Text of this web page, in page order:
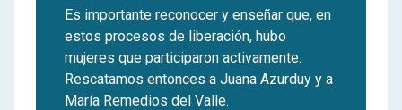
Es importante reconocer y enseñar que, en
estos procesos de liberación, hubo
mujeres que participaron activamente.
Rescatamos entonces a Juana Azurduy y a
María Remedios del Valle.